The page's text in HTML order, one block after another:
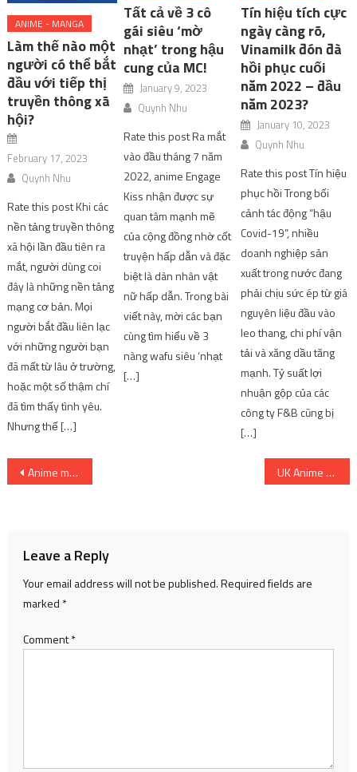
ANIME - MANGA
Làm thế nào một
người có thể bắt
đầu với tiếp thị
truyền thông xã
hội?
February 17, 2023
Quynh Nhu
Rate this post Khi các
nền tảng truyền thông
xã hội lần đầu tiên ra
mắt, người dùng coi
đây là những nền tảng
mạng cơ bản. Mọi
người bắt đầu liên lạc
với những người bạn
đã mất từ ​​lâu ở trường,
hoặc một số thậm chí
đã tìm thấy tình yêu.
Nhưng thế […]
Tất cả về 3 cô
gái siêu ‘mờ
nhạt’ trong hậu
cung của MC!
January 9, 2023
Quynh Nhu
Rate this post Ra mắt
vào đầu tháng 7 năm
2022, anime Engage
Kiss nhận được sự
quan tâm mạnh mẽ
của cộng đồng nhờ cốt
truyện hấp dẫn và đặc
biệt là dàn nhân vật
nữ hấp dẫn. Trong bài
viết này, mời các bạn
cùng tìm hiểu về 3
nàng wafu siêu ‘nhạt
[…]
Tín hiệu tích cực
ngày càng rõ,
Vinamilk đón đà
hồi phục cuối
năm 2022 – đầu
năm 2023?
January 10, 2023
Quynh Nhu
Rate this post Tín hiệu
phục hồi Trong bối
cảnh tác động “hậu
Covid-19”, nhiều
doanh nghiệp sản
xuất trong nước đang
phải chịu sức ép từ giá
nguyên liệu đầu vào
leo thang, chi phí vận
tải và xăng dầu tăng
mạnh. Tỷ suất lợi
nhuận gộp của các
công ty F&B cũng bị
[…]
Post
Anime mới phát hành tại Vương quốc Anh: ngày 6 tháng 3 năm 2023 UK Anime Network – Netflix thả thính anime PLUTO
Leave a Reply
Your email address will not be published.Required fields are
marked *
Comment*